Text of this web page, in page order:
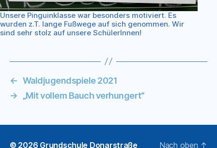
Unsere Pinguinklasse war besonders motiviert. Es
wurden z.T. lange Fußwege auf sich genommen. Wir
sind sehr stolz auf unsere SchülerInnen!
← Waldjugendspiele 2021
→
„Mit vollem Bauch verhungert“
© 2026 Grundschule Donarstraße Nach oben ↑